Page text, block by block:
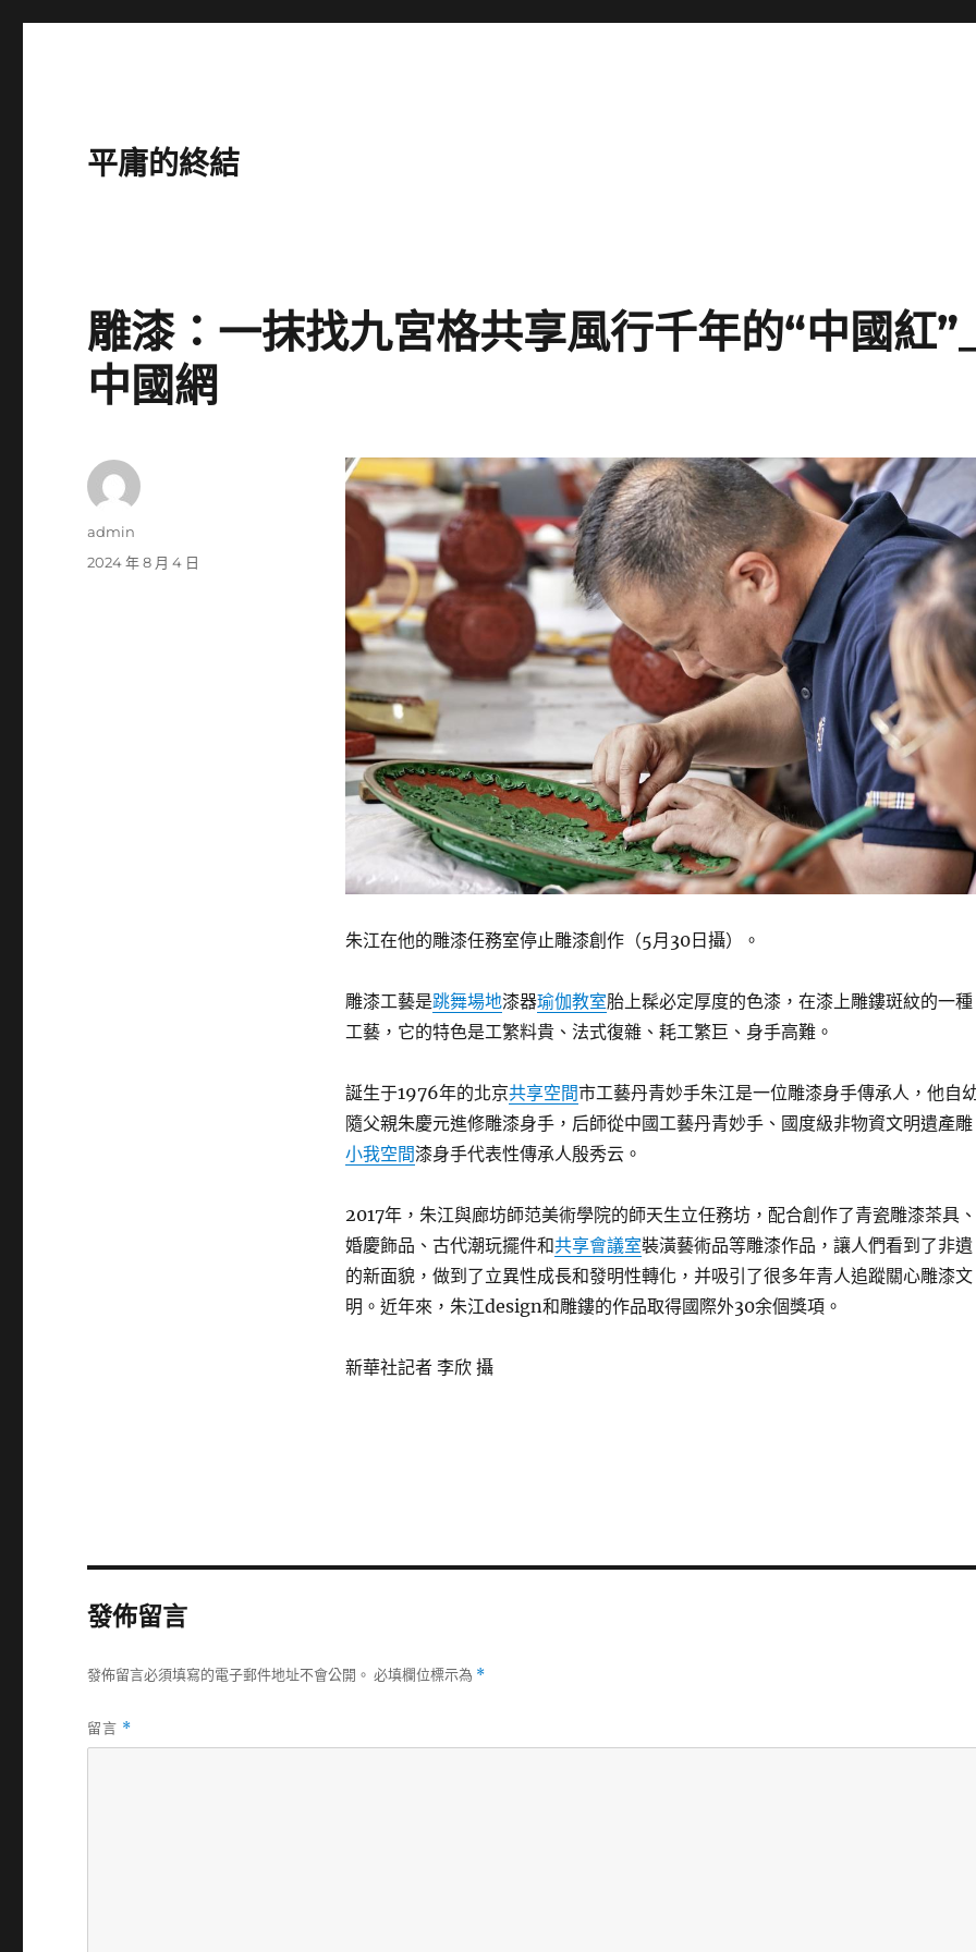
平庸的終結
雕漆：一抹找九宮格共享風行千年的“中國紅
中國網
朱江在他的雕漆任務室停止雕漆創作（5月30日攝）。
雕漆工藝是跳舞場地漆器瑜伽教室胎上髹必定厚度的色漆，在漆上雕鏤斑紋的一種
工藝，它的特色是工繁料貴、法式復雜、耗工繁巨、身手高難。
誕生于1976年的北京共享空間市工藝丹青妙手朱江是一位雕漆身手傳承人，他自
隨父親朱慶元進修雕漆身手，后師從中國工藝丹青妙手、國度級非物資文明遺產雕
小我空間漆身手代表性傳承人殷秀云。
2017年，朱江與廊坊師范美術學院的師天生立任務坊，配合創作了青瓷雕漆茶具、
婚慶飾品、古代潮玩擺件和共享會議室裝潢藝術品等雕漆作品，讓人們看到了非遺
的新面貌，做到了立異性成長和發明性轉化，并吸引了很多年青人追蹤關心雕漆文
明。近年來，朱江design和雕鏤的作品取得國際外30余個獎項。
新華社記者 李欣 攝
作
admin
發
2024 年 8 月 4 日
發佈留言
發佈留言必須填寫的電子郵件地址不會公開。 必填欄位標示為 *
留言 *